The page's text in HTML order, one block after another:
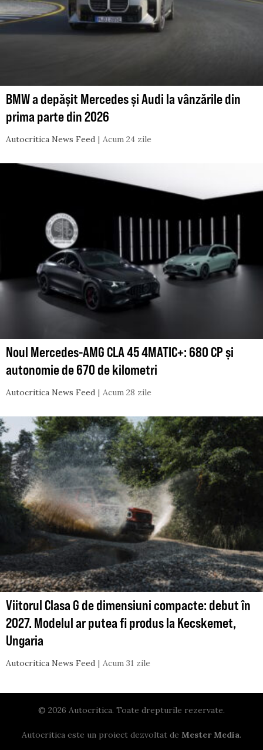
BMW a depășit Mercedes și Audi la vânzările din
prima parte din 2026
Autocritica News Feed Acum 24 zile
Noul Mercedes-AMG CLA 45 4MATIC+: 680 CP și
autonomie de 670 de kilometri
Autocritica News Feed Acum 28 zile
Viitorul Clasa G de dimensiuni compacte: debut în
2027. Modelul ar putea fi produs la Kecskemet,
Ungaria
Autocritica News Feed Acum 31 zile
© 2026 Autocritica. Toate drepturile rezervate.
Autocritica este un proiect dezvoltat de Mester Media.